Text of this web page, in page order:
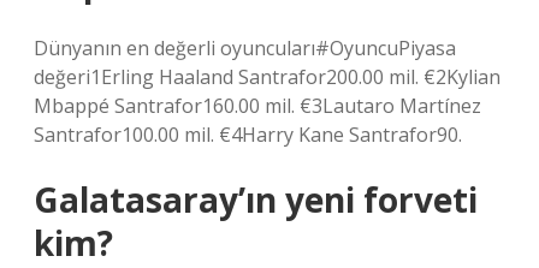
Dünyanın en değerli oyuncuları#OyuncuPiyasa
değeri1Erling Haaland Santrafor200.00 mil. €2Kylian
Mbappé Santrafor160.00 mil. €3Lautaro Martínez
Santrafor100.00 mil. €4Harry Kane Santrafor90.
Galatasaray’ın yeni forveti
kim?